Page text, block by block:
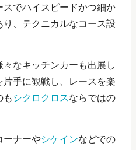
でハイスピードかつ細か
、テクニカルなコース設
なキッチンカーも出展し
手に観戦し、レースを楽
も シクロクロスならではの
ーナーやシケインなどでの